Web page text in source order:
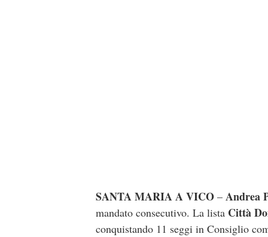
SANTA MARIA A VICO – Andrea
mandato consecutivo. La lista Città
conquistando 11 seggi in Consiglio